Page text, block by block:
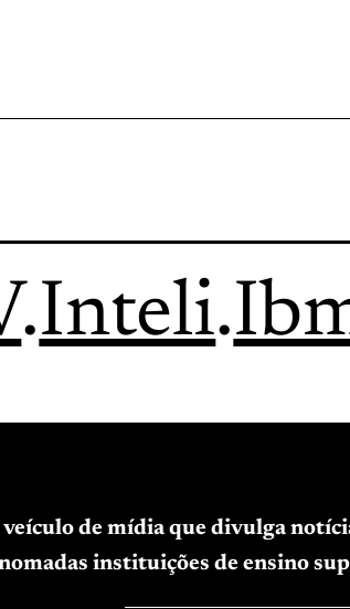
.Inteli.
de mídia que divulga
instituições de ensino